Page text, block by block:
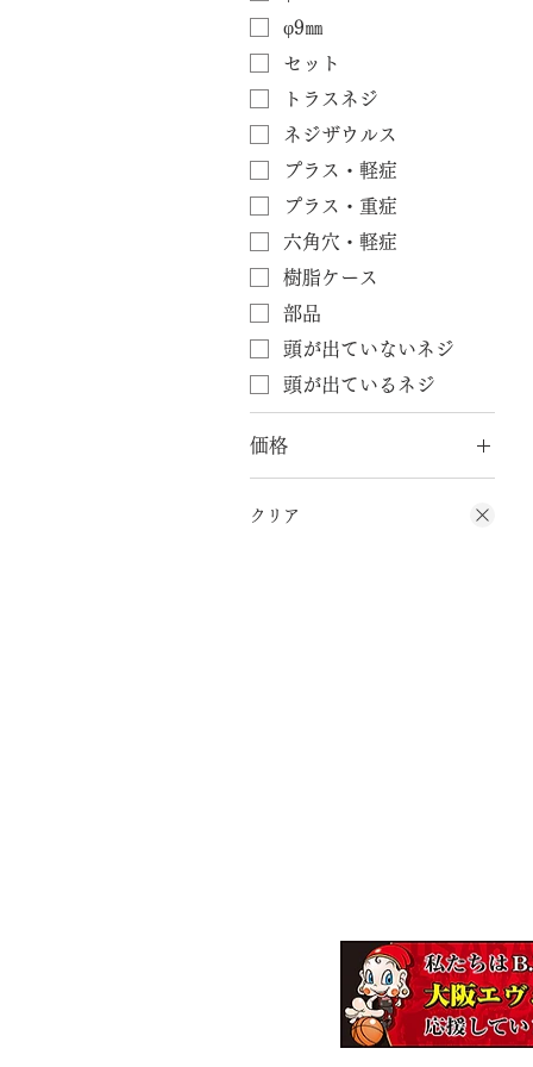
φ9㎜
セット
トラスネジ
ネジザウルス
プラス・軽症
プラス・重症
六角穴・軽症
樹脂ケース
部品
頭が出ていないネジ
頭が出ているネジ
価格
￥1,870 ￥150,920
クリア